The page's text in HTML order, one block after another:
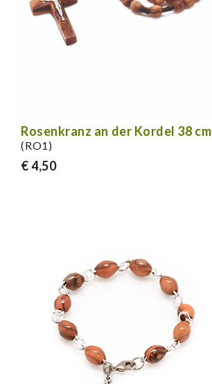
Rosenkranz an der Kordel 38 cm
(RO1)
€ 4,50